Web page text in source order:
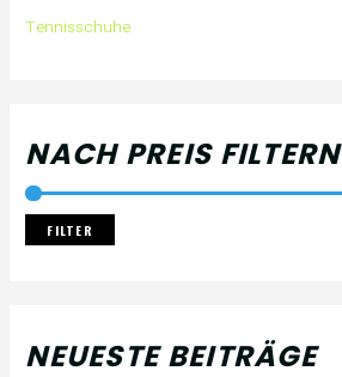
Tennisschuhe
NACH PREIS FILTERN
FILTER
NEUESTE BEITRÄGE